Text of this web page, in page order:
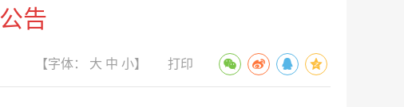
告
【字体： 大 中 小】 打印